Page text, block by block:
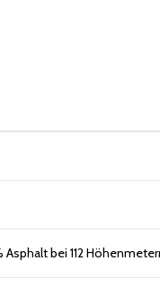
Asphalt bei 112